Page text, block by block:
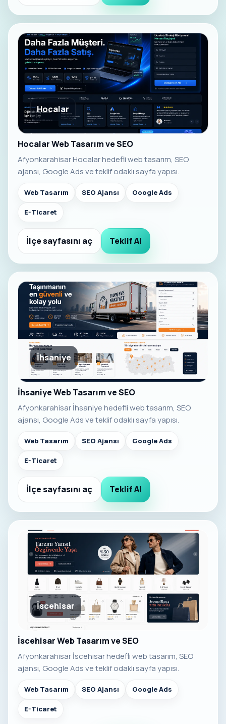
Hocalar
Hocalar Web Tasarım ve SEO
Afyonkarahisar Hocalar hedefli web tasarım, SEO
ajansı, Google Ads ve teklif odaklı sayfa yapısı.
Web Tasarım SEO Ajansı Google Ads
E-Ticaret
İlçe sayfasını aç Teklif Al
İhsaniye
İhsaniye Web Tasarım ve SEO
Afyonkarahisar İhsaniye hedefli web tasarım, SEO
ajansı, Google Ads ve teklif odaklı sayfa yapısı.
Web Tasarım SEO Ajansı Google Ads
E-Ticaret
İlçe sayfasını aç Teklif Al
İscehisar
İscehisar Web Tasarım ve SEO
Afyonkarahisar İscehisar hedefli web tasarım, SEO
ajansı, Google Ads ve teklif odaklı sayfa yapısı.
Web Tasarım SEO Ajansı Google Ads
E-Ticaret